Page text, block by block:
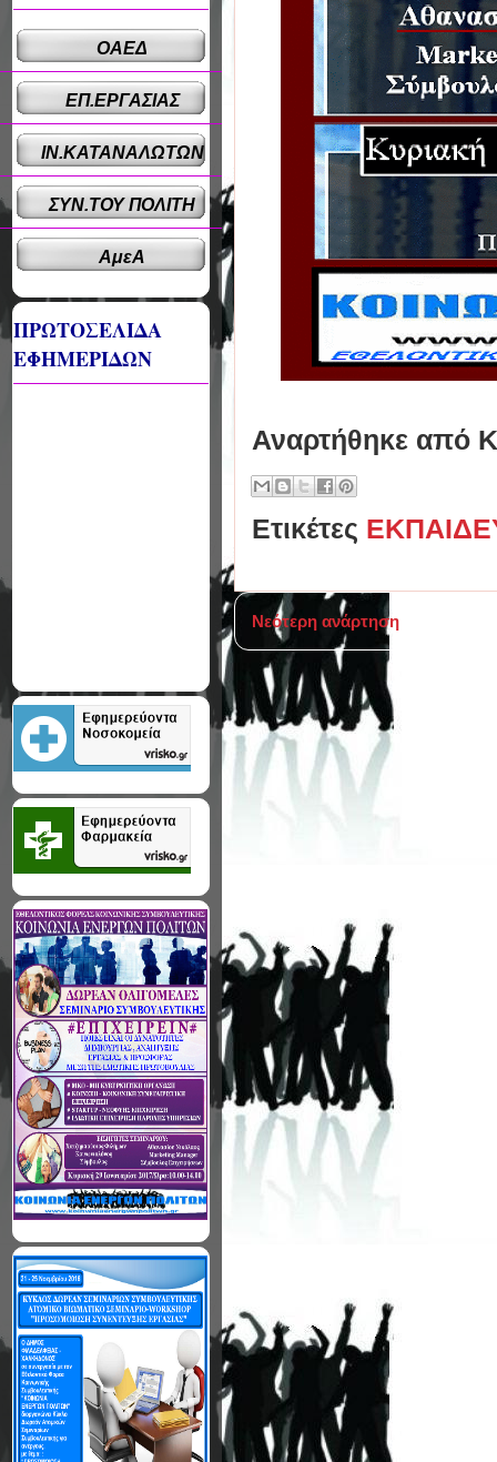
Αναρτήθηκε από
Ετικέτες
Νεότερη ανάρτηση
ΟΑΕΔ
ΕΠ.ΕΡΓΑΣΙΑΣ
ΙΝ.ΚΑΤΑΝΑΛΩΤΩΝ
ΣΥΝ.ΤΟΥ ΠΟΛΙΤΗ
ΑμεΑ
ΠΡΩΤΟΣΕΛΙΔΑ
ΕΦΗΜΕΡΙΔΩΝ